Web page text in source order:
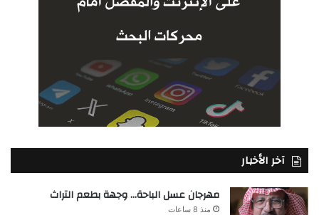
آخر الأخبار
مهرجان عسل الباحة… وجهة بطعم التراث
منذ 8 ساعات